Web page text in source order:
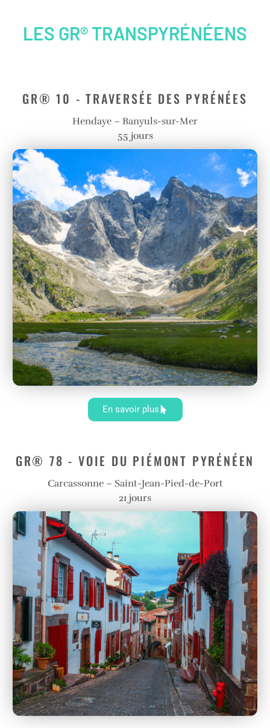
LES GR® TRANSPYRÉNÉENS
GR® 10 - TRAVERSÉE DES PYRÉNÉES
Hendaye – Banyuls-sur-Mer
55 jours
très nombreux points d’intérêt
des plus beaux paysages des
Pyrénées
En savoir plus
GR® 78 - VOIE DU PIÉMONT PYRÉNÉEN
Carcassonne – Saint-Jean-Pied-de-Port
21 jours